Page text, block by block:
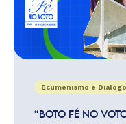
Ecumenismo e
“BOTO FÉ NO